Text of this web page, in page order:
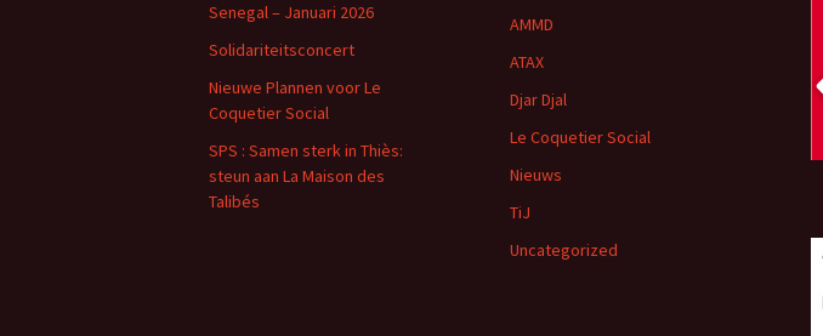
Senegal – Januari 2026
Solidariteitsconcert
Nieuwe Plannen voor Le
Coquetier Social
SPS : Samen sterk in Thiès:
steun aan La Maison des
Talibés
AMMD
ATAX
Djar Djal
Le Coquetier Social
Nieuws
TiJ
Uncategorized